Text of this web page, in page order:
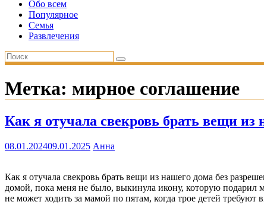
Обо всем
Популярное
Семья
Развлечения
Метка: мирное соглашение
Как я отучала свекровь брать вещи из
08.01.202409.01.2025 Анна
Как я отучала свекровь брать вещи из нашего дома без
домой, пока меня не было, выкинула икону, которую подарил
не может ходить за мамой по пятам, когда трое детей